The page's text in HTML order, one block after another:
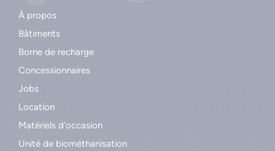
À propos
Bâtiments
Borne de recharge
Concessionnaires
Jobs
Location
Matériels d’occasion
Unité de biométhanisation